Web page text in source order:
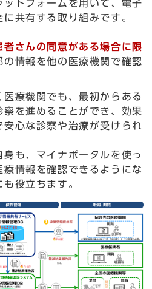
ットフォームを用いて、電子
共有する取り組みです。
者さんの同意がある場合に限
の情報を他の医療機関で確認
療機関でも、最初からある
を進めることができ、効果
心な診察や治療が受けられ
も、マイナポータルを使っ
情報を確認できるようにな
役立ちます。